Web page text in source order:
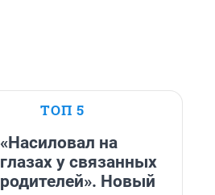
ТОП 5
«Насиловал на
глазах у связанных
родителей». Новый